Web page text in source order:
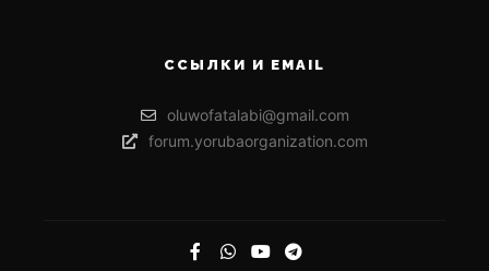
ССЫЛКИ И EMAIL
oluwofatalabi@gmail.com
forum.yorubaorganization.com